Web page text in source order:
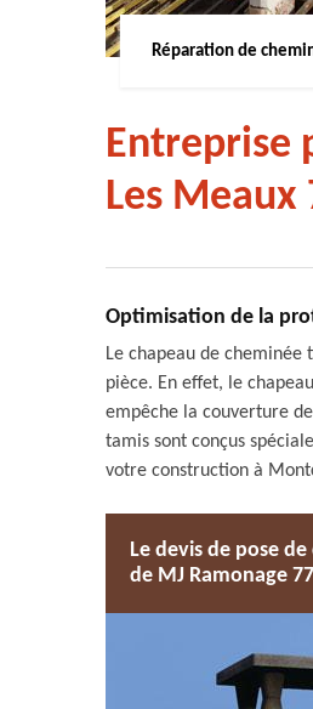
Réparation de
Entreprise
Les
Optimisation de la
Le chapeau de
pièce. En effet, le
empêche la couverture
tamis sont conçus
votre construction à
Le devis de pose
de MJ Ramonage